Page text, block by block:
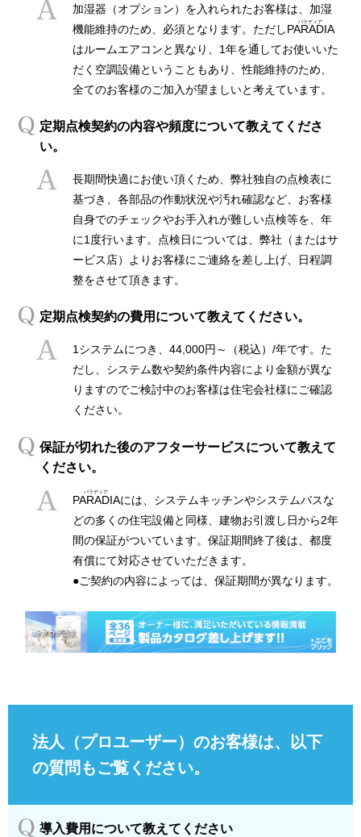
加湿器（オプション）を入れられたお客様は、加湿
機能維持のため、必須となります。ただしPARADIA
はルームエアコンと異なり、1年を通してお使いいた
だく空調設備ということもあり、性能維持のため、
全てのお客様のご加入が望ましいと考えています。
定期点検契約の内容や頻度について教えてくださ
い。
長期間快適にお使い頂くため、弊社独自の点検表に
基づき、各部品の作動状況や汚れ確認など、お客様
自身でのチェックやお手入れが難しい点検等を、年
に1度行います。点検日については、弊社（またはサ
ービス店）よりお客様にご連絡を差し上げ、日程調
整をさせて頂きます。
定期点検契約の費用について教えてください。
1システムにつき、44,000円～（税込）/年です。た
だし、システム数や契約条件内容により金額が異な
りますのでご検討中のお客様は住宅会社様にご確認
ください。
保証が切れた後のアフターサービスについて教えて
ください。
PARADIAには、システムキッチンやシステムバスな
どの多くの住宅設備と同様、建物お引渡し日から2年
間の保証がついています。保証期間終了後は、都度
有償にて対応させていただきます。
●ご契約の内容によっては、保証期間が異なります。
法人（プロユーザー）のお客様は、以下
の質問もご覧ください。
導入費用について教えてください